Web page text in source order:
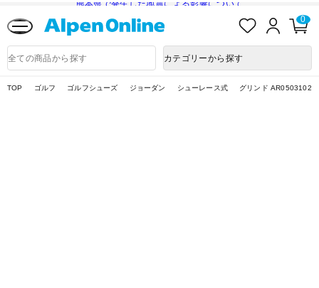
熊本県で発生した地震による影響について
入
ロ
ン
0
品
検
カテゴリーから探す
TOP ゴルフ ゴルフシューズ ジョーダン シューレース式 グリンド AR0503102